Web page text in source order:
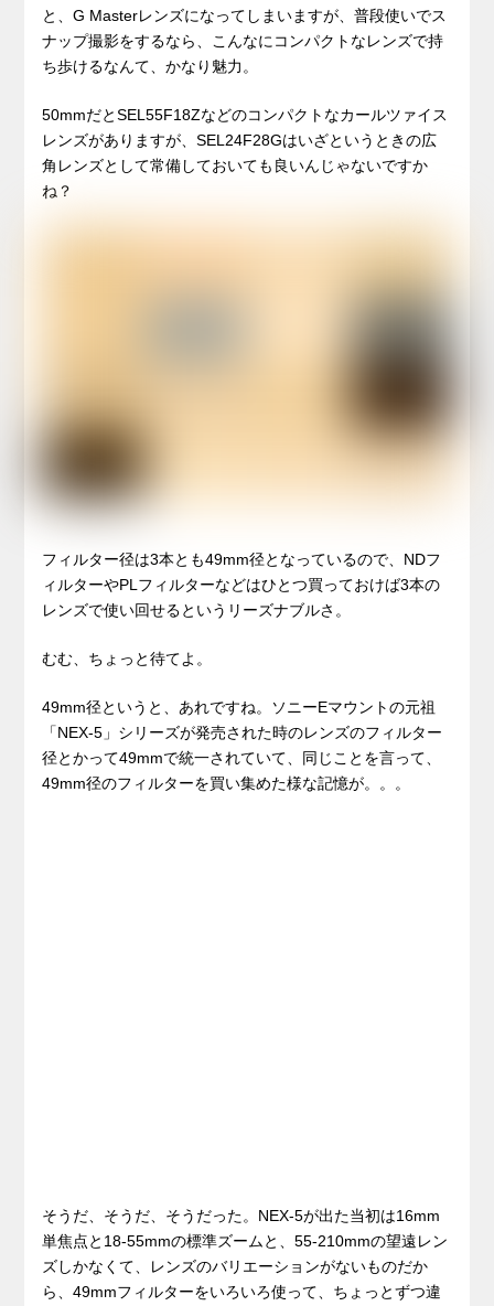
と、G Masterレンズになってしまいますが、普段使いでス
ナップ撮影をするなら、こんなにコンパクトなレンズで持
ち歩けるなんて、かなり魅力。
50mmだとSEL55F18Zなどのコンパクトなカールツァイス
レンズがありますが、SEL24F28Gはいざというときの広
角レンズとして常備しておいても良いんじゃないですか
ね？
フィルター径は3本とも49mm径となっているので、NDフ
ィルターやPLフィルターなどはひとつ買っておけば3本の
レンズで使い回せるというリーズナブルさ。
むむ、ちょっと待てよ。
49mm径というと、あれですね。ソニーEマウントの元祖
「NEX-5」シリーズが発売された時のレンズのフィルター
径とかって49mmで統一されていて、同じことを言って、
49mm径のフィルターを買い集めた様な記憶が。。。
そうだ、そうだ、そうだった。NEX-5が出た当初は16mm
単焦点と18-55mmの標準ズームと、55-210mmの望遠レン
ズしかなくて、レンズのバリエーションがないものだか
ら、49mmフィルターをいろいろ使って、ちょっとずつ違